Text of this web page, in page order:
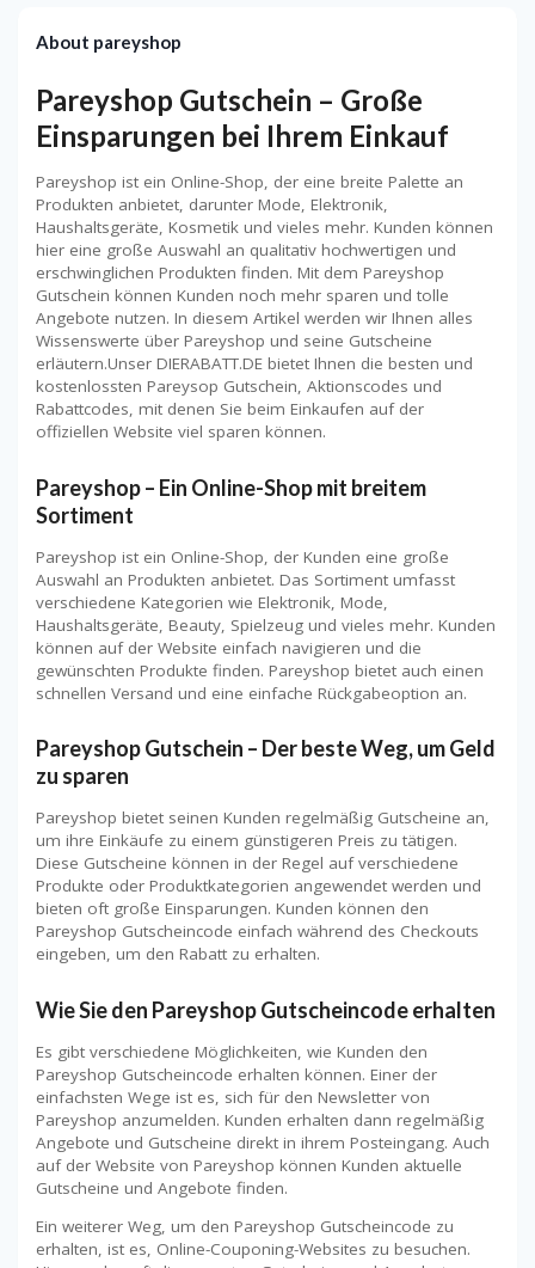
About pareyshop
Pareyshop Gutschein – Große
Einsparungen bei Ihrem Einkauf
Pareyshop ist ein Online-Shop, der eine breite Palette an
Produkten anbietet, darunter Mode, Elektronik,
Haushaltsgeräte, Kosmetik und vieles mehr. Kunden können
hier eine große Auswahl an qualitativ hochwertigen und
erschwinglichen Produkten finden. Mit dem Pareyshop
Gutschein können Kunden noch mehr sparen und tolle
Angebote nutzen. In diesem Artikel werden wir Ihnen alles
Wissenswerte über Pareyshop und seine Gutscheine
erläutern.Unser DIERABATT.DE bietet Ihnen die besten und
kostenlossten Pareysop Gutschein, Aktionscodes und
Rabattcodes, mit denen Sie beim Einkaufen auf der
offiziellen Website viel sparen können.
Pareyshop – Ein Online-Shop mit breitem
Sortiment
Pareyshop ist ein Online-Shop, der Kunden eine große
Auswahl an Produkten anbietet. Das Sortiment umfasst
verschiedene Kategorien wie Elektronik, Mode,
Haushaltsgeräte, Beauty, Spielzeug und vieles mehr. Kunden
können auf der Website einfach navigieren und die
gewünschten Produkte finden. Pareyshop bietet auch einen
schnellen Versand und eine einfache Rückgabeoption an.
Pareyshop Gutschein – Der beste Weg, um Geld
zu sparen
Pareyshop bietet seinen Kunden regelmäßig Gutscheine an,
um ihre Einkäufe zu einem günstigeren Preis zu tätigen.
Diese Gutscheine können in der Regel auf verschiedene
Produkte oder Produktkategorien angewendet werden und
bieten oft große Einsparungen. Kunden können den
Pareyshop Gutscheincode einfach während des Checkouts
eingeben, um den Rabatt zu erhalten.
Wie Sie den Pareyshop Gutscheincode erhalten
Es gibt verschiedene Möglichkeiten, wie Kunden den
Pareyshop Gutscheincode erhalten können. Einer der
einfachsten Wege ist es, sich für den Newsletter von
Pareyshop anzumelden. Kunden erhalten dann regelmäßig
Angebote und Gutscheine direkt in ihrem Posteingang. Auch
auf der Website von Pareyshop können Kunden aktuelle
Gutscheine und Angebote finden.
Ein weiterer Weg, um den Pareyshop Gutscheincode zu
erhalten, ist es, Online-Couponing-Websites zu besuchen.